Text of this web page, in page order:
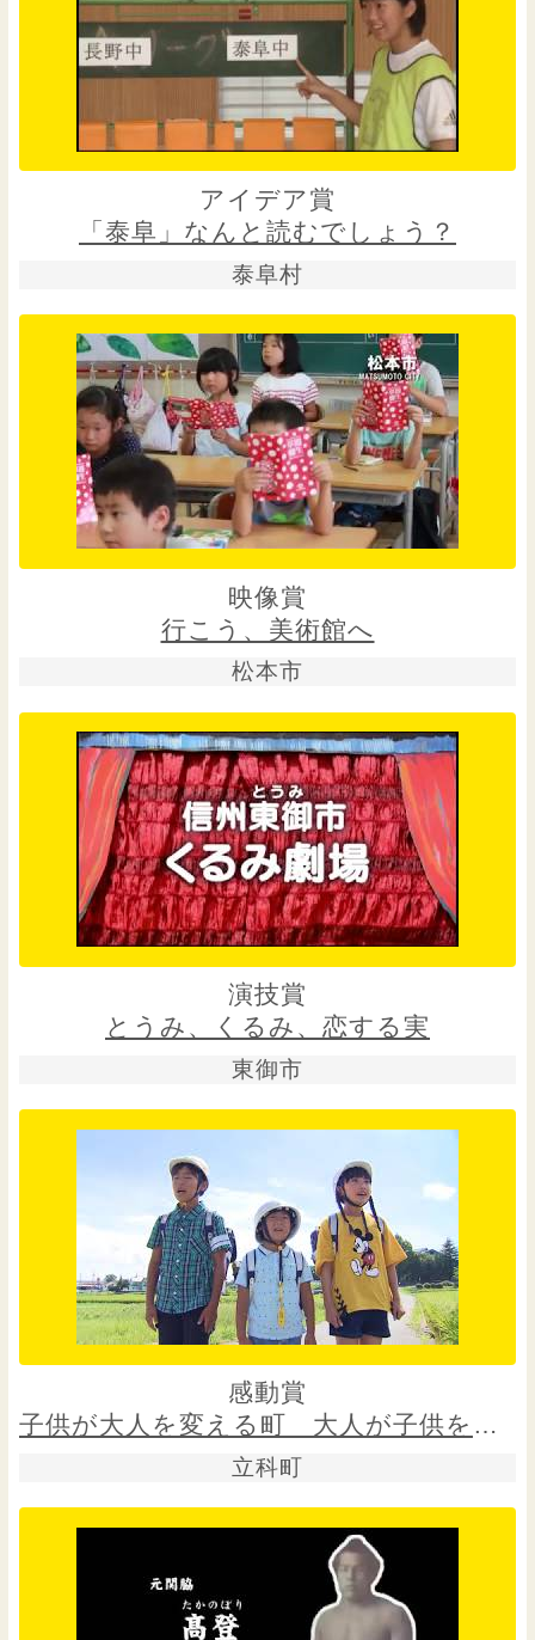
アイデア賞
「泰阜」なんと読むでしょう？
泰阜村
映像賞
行こう、美術館へ
松本市
演技賞
とうみ、くるみ、恋する実
東御市
感動賞
子供が大人を変える町 大人が子供を守る町
立科町